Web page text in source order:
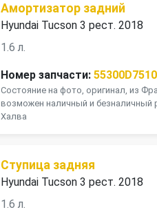
Амортизатор задний
Hyundai Tucson 3 рест. 2018
1.6 л.
Номер запчасти: 55300D7510
Состояние на фото, оригинал, из
возможен наличный и безналичный
Халва
Ступица задняя
Hyundai Tucson 3 рест. 2018
1.6 л.